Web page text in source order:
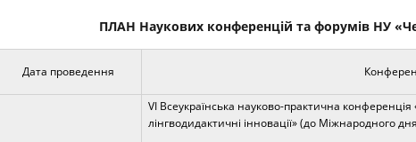
ПЛАН Наукових конференцій та форумів НУ
Дата проведення
VІ Всеукраїнська науково-практична конференція
лінгводидактичні інновації» (до Міжнародного